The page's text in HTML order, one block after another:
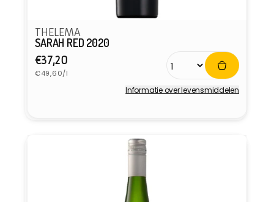
THELEMA
SARAH RED 2020
Normale
prijs
€37,20
Eenheidsprijs
€49,60/l
Informatie over levensmiddelen